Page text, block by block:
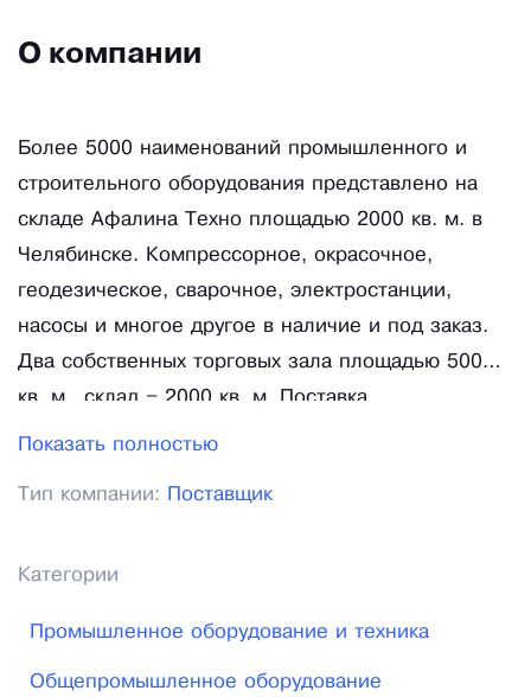
О компании
Более 5000 наименований промышленного и
строительного оборудования представлено на
складе Афалина Техно площадью 2000 кв. м. в
Челябинске. Компрессорное, окрасочное,
геодезическое, сварочное, электростанции,
насосы и многое другое в наличие и под заказ.
Два собственных торговых зала площадью 500
кв. м., склад – 2000 кв. м. Поставка
осуществляется по 80 регионам России и
"под ключ" по техническому заданию заказчика.
маркам промышленного оборудования.
квалификации специалистами отдела продаж и
сервисного центра. 70 сотрудников ежегодно
Показать полностью
Тип компании: Поставщик
Категории
Промышленное оборудование и техника
Общепромышленное оборудование